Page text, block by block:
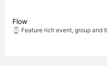
Flow
⌚ Feature rich event, group and